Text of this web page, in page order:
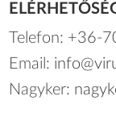
Telefon: +36-
Email:
Nagyker: